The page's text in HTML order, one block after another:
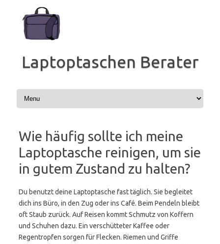
springen
Laptoptaschen Berater
Wie häufig sollte ich meine
Laptoptasche reinigen, um sie
in gutem Zustand zu halten?
Du benutzt deine Laptoptasche fast täglich. Sie begleitet
dich ins Büro, in den Zug oder ins Café. Beim Pendeln bleibt
oft Staub zurück. Auf Reisen kommt Schmutz von Koffern
und Schuhen dazu. Ein verschütteter Kaffee oder
Regentropfen sorgen für Flecken. Riemen und Griffe